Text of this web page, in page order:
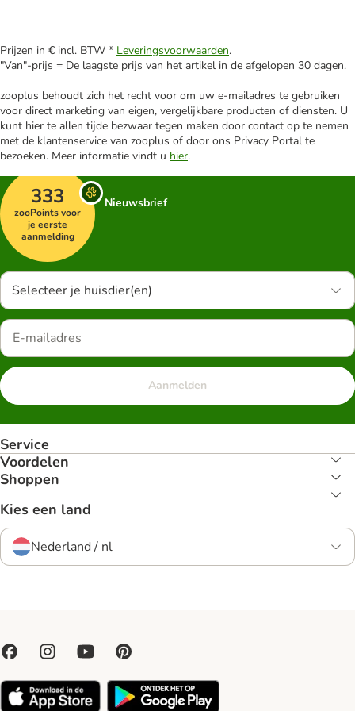
Prijzen in € incl. BTW * Leveringsvoorwaarden.
"Van"-prijs = De laagste prijs van het artikel in de afgelopen 30 dagen.
zooplus behoudt zich het recht voor om uw e-mailadres te gebruiken
voor direct marketing van eigen, vergelijkbare producten of diensten. U
kunt hier te allen tijde bezwaar tegen maken door contact op te nemen
met de klantenservice van zooplus of door ons Privacy Portal te
bezoeken. Meer informatie vindt u hier.
333
zooPoints voor
je eerste
aanmelding
Nieuwsbrief
Selecteer je huisdier(en)
Aanmelden
Service
Voordelen
Shoppen
Kies een land
Nederland / nl